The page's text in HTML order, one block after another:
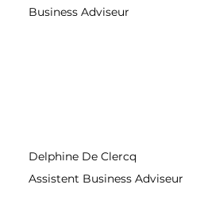
Business Adviseur
Delphine De Clercq
Assistent Business Adviseur